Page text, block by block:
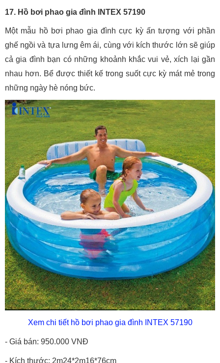
17. Hồ bơi phao gia đình INTEX 57190
Một mẫu hồ bơi phao gia đình cực kỳ ấn tượng với phần
ghế ngồi và tựa lưng êm ái, cùng với kích thước lớn sẽ giúp
cả gia đình bạn có những khoảnh khắc vui vẻ, xích lại gần
nhau hơn. Bể được thiết kế trong suốt cực kỳ mát mẻ trong
những ngày hè nóng bức.
Xem chi tiết hồ bơi phao gia đình INTEX 57190
- Giá bán: 950.000 VNĐ
- Kích thước: 2m24*2m16*76cm